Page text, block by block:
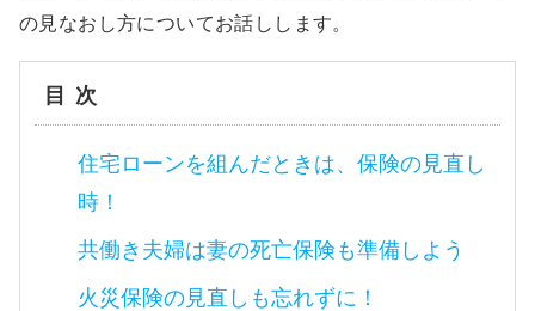
の見なおし方についてお話しします。
目次
住宅ローンを組んだときは、保険の見直し
時！
共働き夫婦は妻の死亡保険も準備しよう
火災保険の見直しも忘れずに！